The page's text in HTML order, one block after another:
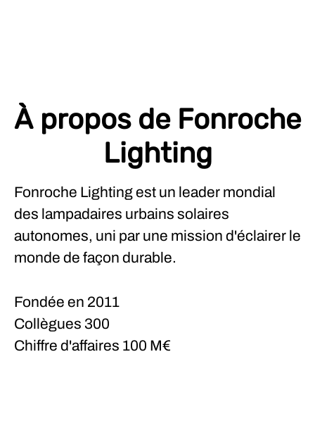
À propos de Fonroche
Lighting
Fonroche Lighting est un leader mondial
des lampadaires urbains solaires
autonomes, uni par une mission d'éclairer le
monde de façon durable.
Fondée en 2011
Collègues 300
Chiffre d'affaires 100 M€